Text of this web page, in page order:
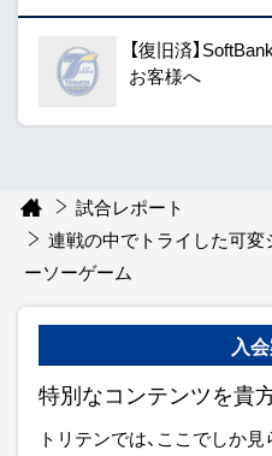
【復旧済】
お客様へ
試合レポート
連戦の中でトライした可変
ーソーゲーム
入
特別なコンテンツを貴
トリテンでは、ここでしか